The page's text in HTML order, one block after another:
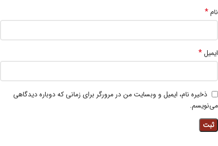
نام*
ایمیل*
ذخیره نام، ایمیل و وبسایت من در مرورگر برای زمانی که دوباره دیدگاهی
می‌نویسم.